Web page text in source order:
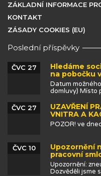
ZÁKLADNÍ INFORMACE
KONTAKT
ZÁSADY COOKIES (EU)
Poslední příspěvky
Hledáme
na pobočku
ČVC 27
Datum
domluvy) Místo
UZAVŘENÍ
VNITRA A
ČVC 27
POZOR! ve
Upozornění
pracovní
ČVC 10
Upozornění:
Dozvěděli jsme